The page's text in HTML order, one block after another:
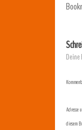
Adresse
diesem